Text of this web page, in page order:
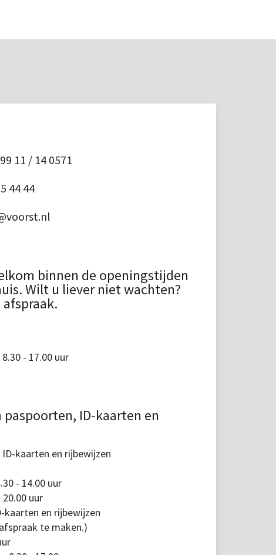
11 / 14 0571
44 44
binnen de openingstijden
Wilt u liever niet wachten?
afspraak.
- 17.00 uur
ID-kaarten en
kaarten en rijbewijzen
- 14.00 uur
uur
kaarten en rijbewijzen
te maken.)